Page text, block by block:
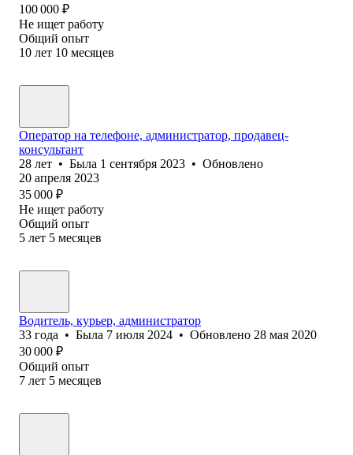
100 000 ₽
Не ищет работу
Общий опыт
10 лет 10 месяцев
Оператор на телефоне, администратор, продавец-
консультант
28 лет • Была 1 сентября 2023 • Обновлено
20 апреля 2023
35 000 ₽
Не ищет работу
Общий опыт
5 лет 5 месяцев
Водитель, курьер, администратор
33 года • Была 7 июля 2024 • Обновлено 28 мая 2020
30 000 ₽
Общий опыт
7 лет 5 месяцев